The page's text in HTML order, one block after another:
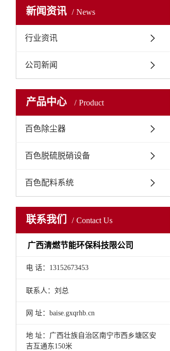
新闻资讯 News
行业资讯
公司新闻
产品中心 Product
百色除尘器
百色脱硫脱硝设备
百色配料系统
联系我们 Contact Us
广西清燃节能环保科技限公司
电 话：13152673453
联系人：刘总
网 址：baise.gxqrhb.cn
地 址： 广西壮族自治区南宁市西乡塘区安
吉互通东150米